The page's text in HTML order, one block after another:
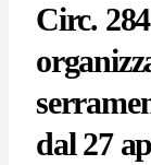
Circ.
dal 27